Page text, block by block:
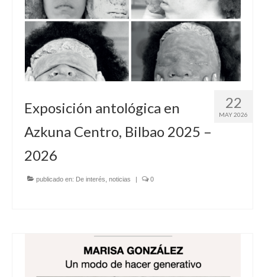
22
MAY 2026
Exposición antológica en
Azkuna Centro, Bilbao 2025 –
2026
publicado en: De interés noticias | 0